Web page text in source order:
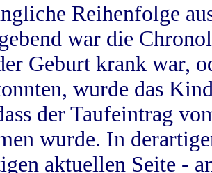
Reihenfolge
war die
Geburt krank war,
wurde das
der Taufeintrag
wurde. In
aktuellen Seite -